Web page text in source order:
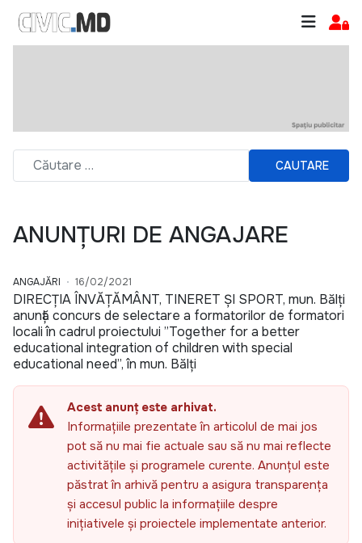
CAUTARE
ANUNȚURI DE ANGAJARE
ANGAJĂRI 16/02/2021
DIRECȚIA ÎNVĂȚĂMÂNT, TINERET ȘI SPORT, mun. Bălți
anunță concurs de selectare a formatorilor de formatori
locali în cadrul proiectului ”Together for a better
educational integration of children with special
educational need”, în mun. Bălți
Acest anunț este arhivat.
Informațiile prezentate în articolul de mai jos
pot să nu mai fie actuale sau să nu mai reflecte
activitățile și programele curente. Anunțul este
păstrat în arhivă pentru a asigura transparența
și accesul public la informațiile despre
inițiativele și proiectele implementate anterior.